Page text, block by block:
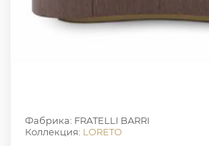
Фабрика: FRATELLI BARRI
Коллекция: LORETO